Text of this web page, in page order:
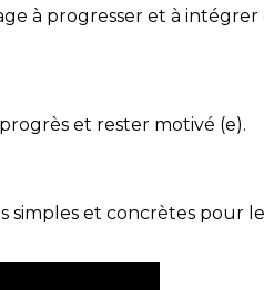
à progresser et à
et rester motivé (e).
et concrètes pour